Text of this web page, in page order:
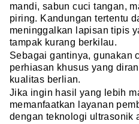
mandi, sabun cuci tangan,
piring. Kandungan tertentu
meninggalkan lapisan tipis
tampak kurang berkilau.
Sebagai gantinya, gunakan
perhiasan khusus yang
kualitas berlian.
Jika ingin hasil yang lebih
memanfaatkan layanan
dengan teknologi ultrasonik